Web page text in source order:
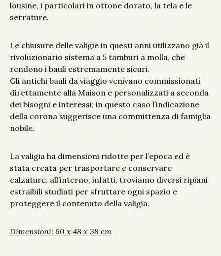
lousine, i particolari in ottone dorato, la tela e le
serrature.
Le chiusure delle valigie in questi anni utilizzano già il
rivoluzionario sistema a 5 tamburi a molla, che
rendono i bauli estremamente sicuri.
Gli antichi bauli da viaggio venivano commissionati
direttamente alla Maison e personalizzati a seconda
dei bisogni e interessi; in questo caso l’indicazione
della corona suggerisce una committenza di famiglia
nobile.
La valigia ha dimensioni ridotte per l’epoca ed è
stata creata per trasportare e conservare
calzature, all’interno, infatti, troviamo diversi ripiani
estraibili studiati per sfruttare ogni spazio e
proteggere il contenuto della valigia.
Dimensioni: 60 x 48 x 38 cm